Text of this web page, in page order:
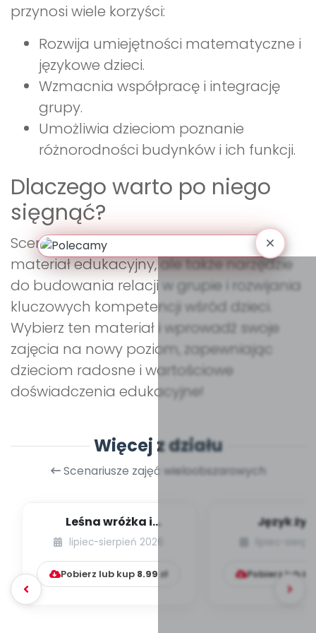
przynosi wiele korzyści:
Rozwija umiejętności matematyczne i
językowe dzieci.
Wzmacnia współpracę i integrację
grupy.
Umożliwia dzieciom poznanie
różnorodności budynków i ich funkcji.
Dlaczego warto po niego
sięgnąć?
Scenariusz "Tak mieszkamy" to nie tylko
materiał edukacyjny, ale także narzędzie
do budowania relacji w grupie i rozwijania
kluczowych kompetencji wśród dzieci.
Wybierz ten materiał i wprowadź swoje
zajęcia na nowy poziom, zapewniając
dzieciom radosne i wartościowe
doświadczenia edukacyjne!
Więcej z działu
Scenariusze zajęć wieloobszarowych
Leśna wróżka i
przyjaciele
lipiec-sierpień 2026
Pobierz lub kup 8.99 zł
Język
Pobierz lub